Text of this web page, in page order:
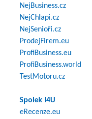
NejBusiness.cz
NejChlapi.cz
NejSenioři.cz
ProdejFirem.eu
ProfiBusiness.eu
ProfiBusiness.world
TestMotoru.cz
Spolek I4U
eRecenze.eu